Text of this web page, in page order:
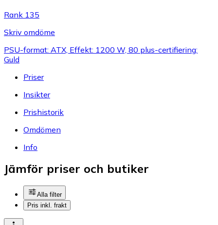
Rank 135
Skriv omdöme
PSU-format: ATX, Effekt: 1200 W, 80 plus-certifiering:
Guld
Priser
Insikter
Prishistorik
Omdömen
Info
Jämför priser och butiker
Alla filter
Pris inkl. frakt